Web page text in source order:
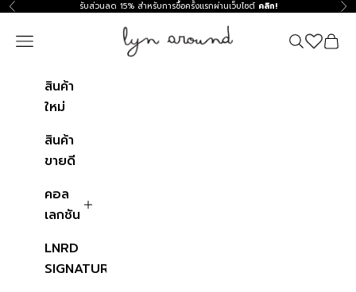
ข้ามไปที่เนื้อหา
ก่อนหน้า รับส่วนลด 15% สำหรับการซื้อครั้งแรกผ่านเว็บไซต์ คลิก! ถัด
Lyn around TH
Navigation menu ค้นหา ตะกร้า
สินค้า
ใหม่
สินค้า
ขายดี
คอล
เลกชัน
LNRD
SIGNATURE